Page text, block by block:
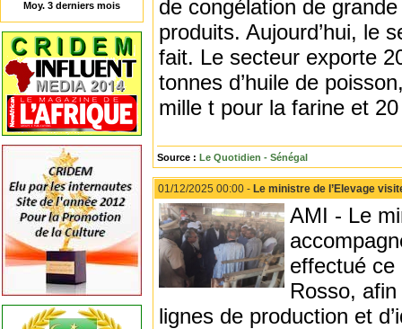
Moy. 3 derniers mois
de congélation de
produits. Aujourd’hui, le
fait. Le secteur exporte
tonnes d’huile de
mille t pour la farine et
Source : Le Quotidien - Sénégal
01/12/2025 00:00 - Le ministre de l’Elevage
AMI - Le
effectué ce
Rosso,
lignes de production et